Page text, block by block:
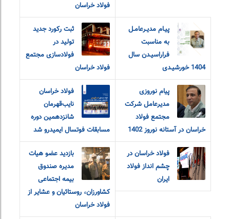
فولاد خراسان
پیـام مدیـرعامـل
به مناسبت
فراراسیـدن سال
1404 خورشیـدی
ثبت رکورد جدید
تولید در
فولادسازی مجتمع
فولاد خراسان
پیام نوروزی
مدیرعامل شرکت
مجتمع فولاد
خراسان در آستانه نوروز 1402
فولاد خراسان
نایب‌قهرمان
شانزدهمین دوره
مسابقات فوتسال ایمیدرو شد
فولاد خراسان در
چشم انداز فولاد
ایران
بازدید عضو هیات
مدیره صندوق
بیمه اجتماعی
کشاورزان، روستائیان و عشایر از
فولاد خراسان